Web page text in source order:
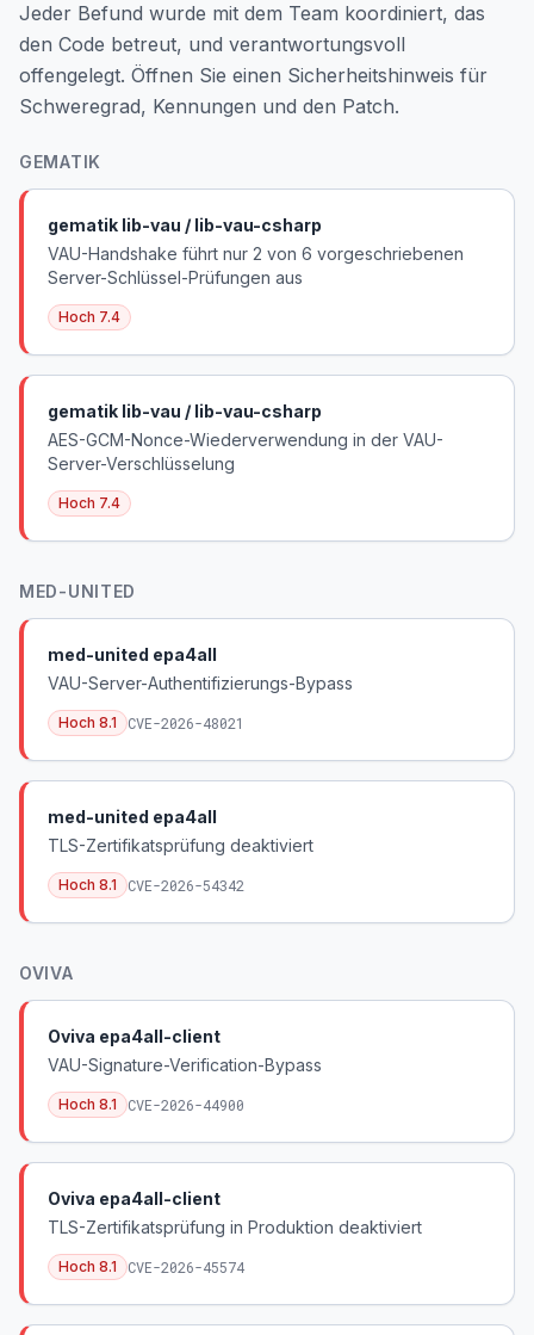
Jeder Befund wurde mit dem Team koordiniert, das
den Code betreut, und verantwortungsvoll
offengelegt. Öffnen Sie einen Sicherheitshinweis für
Schweregrad, Kennungen und den Patch.
GEMATIK
gematik lib-vau / lib-vau-csharp
VAU-Handshake führt nur 2 von 6 vorgeschriebenen
Server-Schlüssel-Prüfungen aus
Hoch 7.4
gematik lib-vau / lib-vau-csharp
AES-GCM-Nonce-Wiederverwendung in der VAU-
Server-Verschlüsselung
Hoch 7.4
MED-UNITED
med-united epa4all
VAU-Server-Authentifizierungs-Bypass
Hoch 8.1 CVE-2026-48021
med-united epa4all
TLS-Zertifikatsprüfung deaktiviert
Hoch 8.1 CVE-2026-54342
OVIVA
Oviva epa4all-client
VAU-Signature-Verification-Bypass
Hoch 8.1 CVE-2026-44900
Oviva epa4all-client
TLS-Zertifikatsprüfung in Produktion deaktiviert
Hoch 8.1 CVE-2026-45574